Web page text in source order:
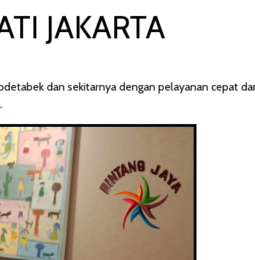
JAKARTA
dan sekitarnya dengan pelayanan cepat